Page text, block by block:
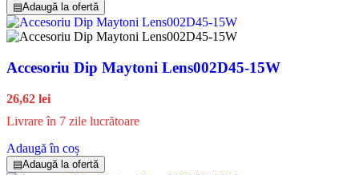
▤Adaugă la ofertă
Accesoriu Dip Maytoni Lens002D45-15W
26,62 lei
Livrare în 7 zile lucrătoare
Adaugă în coș
▤Adaugă la ofertă